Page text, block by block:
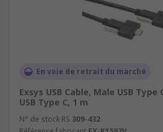
En voie de retrait du marché
Exsys USB Cable, Male USB Type
USB Type C, 1 m
N° de stock RS 309-432